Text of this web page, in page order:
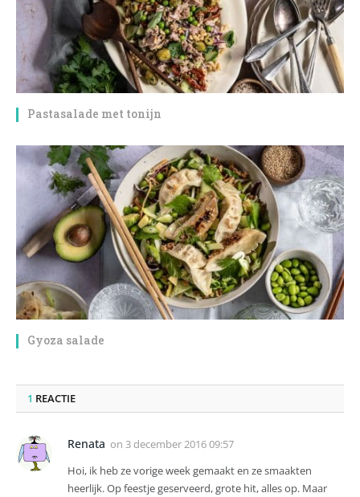
Pastasalade met tonijn
Gyoza salade
1 REACTIE
Renata on 3 december 2016 09:57
Hoi, ik heb ze vorige week gemaakt en ze smaakten
heerlijk. Op feestje geserveerd, grote hit, alles op. Maar